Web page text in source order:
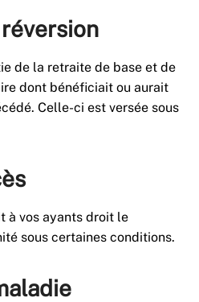
de la retraite de base et de
dont bénéficiait ou aurait
Celle-ci est versée sous
à vos ayants droit le
sous certaines conditions.